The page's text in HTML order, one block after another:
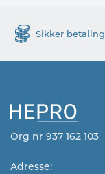
Sikker betaling
Org nr 937 162 103
Adresse: